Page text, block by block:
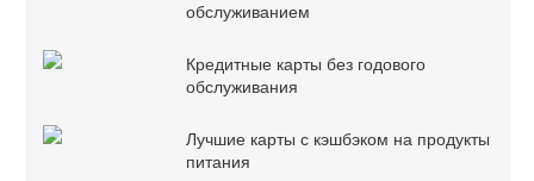
обслуживанием
Кредитные карты без годового
обслуживания
Лучшие карты с кэшбэком на продукты
питания